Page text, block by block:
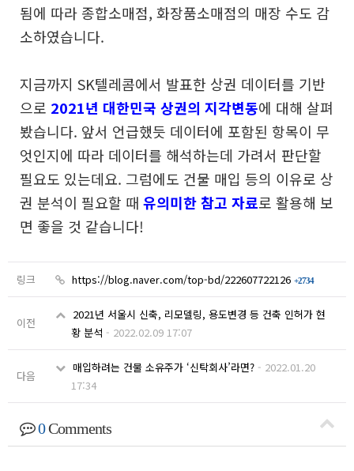
됨에 따라 종합소매점, 화장품소매점의 매장 수도 감
소하였습니다.
지금까지 SK텔레콤에서 발표한 상권 데이터를 기반
으로 2021년 대한민국 상권의 지각변동에 대해 살펴
봤습니다. 앞서 언급했듯 데이터에 포함된 항목이 무
엇인지에 따라 데이터를 해석하는데 가려서 판단할
필요도 있는데요. 그럼에도 건물 매입 등의 이유로 상
권 분석이 필요할 때 유의미한 참고 자료로 활용해 보
면 좋을 것 같습니다!
링크 https://blog.naver.com/top-bd/222607722126 +2734
이전
2021년 서울시 신축, 리모델링, 용도변경 등 건축 인허가 현
황 분석 - 2022.02.09 17:07
다음
매입하려는 건물 소유주가 ‘신탁회사’라면? - 2022.01.20
17:34
0Comments